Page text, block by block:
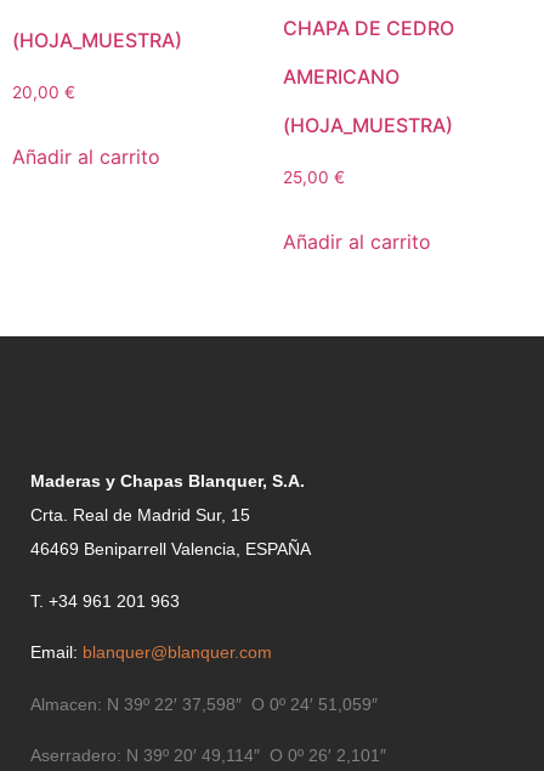
(HOJA_MUESTRA)
20,00 €
Añadir al carrito
CHAPA DE CEDRO
AMERICANO
(HOJA_MUESTRA)
25,00 €
Añadir al carrito
Maderas y Chapas Blanquer, S.A.
Crta. Real de Madrid Sur, 15
46469 Beniparrell Valencia, ESPAÑA
T. +34 961 201 963
Email: blanquer@blanquer.com
Almacen: N 39º 22′ 37,598″ O 0º 24′ 51,059″
Aserradero: N 39º 20′ 49,114″ O 0º 26′ 2,101″